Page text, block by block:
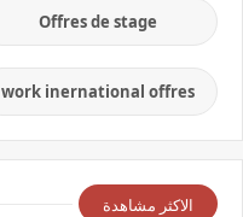
Offres de stage
work inernational offres
الاكثر مشاهدة